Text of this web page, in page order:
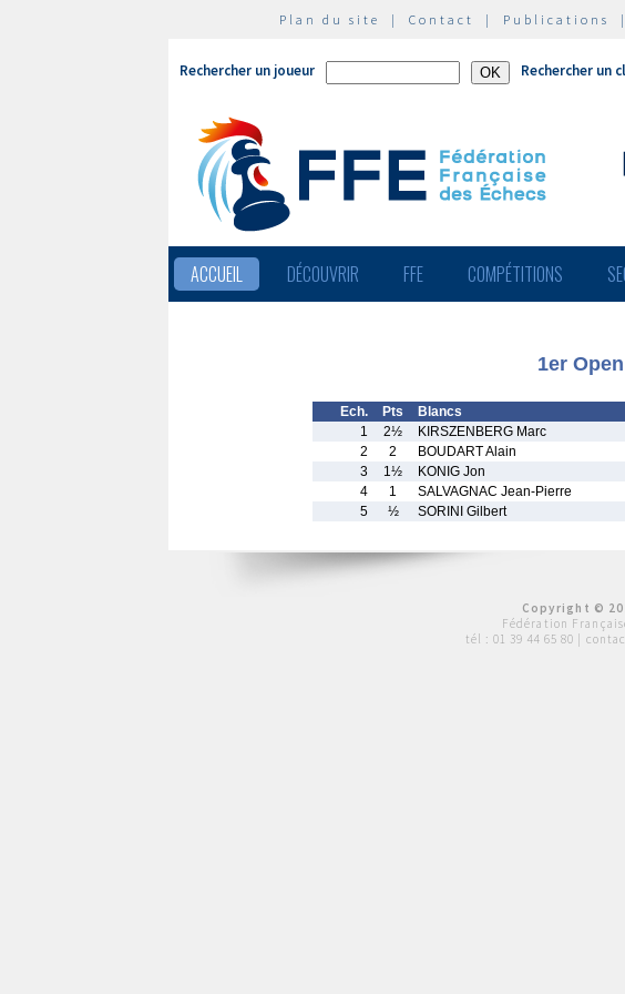
Plan du site | Contact | Publications
Rechercher un joueur Rechercher un
ACCUEIL DÉCOUVRIR FFE COMPÉTITIONS
1er
Ech. Pts Blancs
1
2½ KIRSZENBERG Marc
2
2 BOUDART Alain
3
1½ KONIG Jon
4
1 SALVAGNAC Jean-Pierre
5
½ SORINI Gilbert
Copyright ©
Fédération
tél : 01 39 44 65 80 |